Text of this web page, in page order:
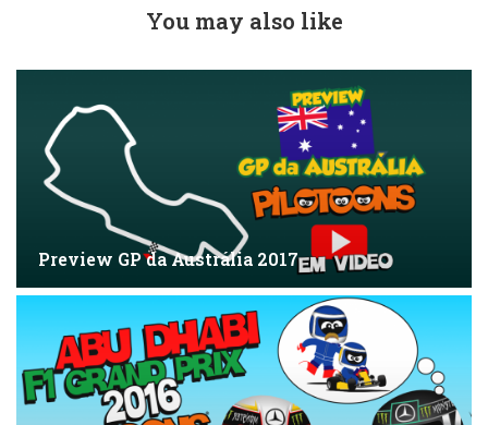
You may also like
Preview GP da Austrália 2017